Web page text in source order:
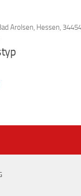
Arolsen, Hessen,